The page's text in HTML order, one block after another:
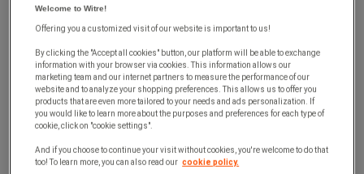
Welcome to Witre!
Offering you a customized visit of our website is important to us!
By clicking the "Accept all cookies" button, our platform will be able to exchange
information with your browser via cookies. This information allows our
marketing team and our internet partners to measure the performance of our
website and to analyze your shopping preferences. This allows us to offer you
products that are even more tailored to your needs and ads personalization. If
you would like to learn more about the purposes and preferences for each type of
cookie, click on "cookie settings".
And if you choose to continue your visit without cookies, you're welcome to do that
too! To learn more, you can also read our cookie policy.